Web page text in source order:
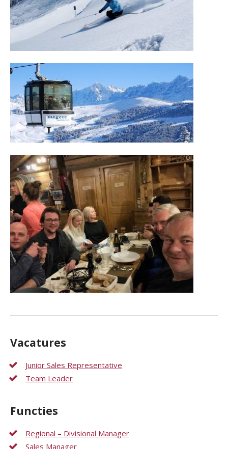
Vacatures
Junior Sales Representative
Team Leader
Functies
Regional – Divisional Manager
Sales Manager